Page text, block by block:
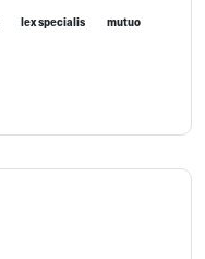
lex specialis mutuo